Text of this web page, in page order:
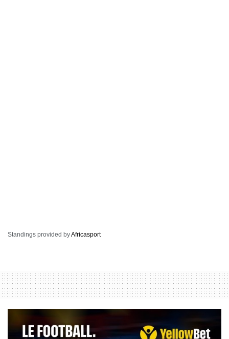
Standings provided byAfricasport